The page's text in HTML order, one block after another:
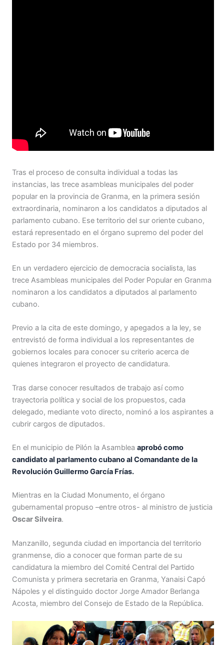
Tras el proceso de consulta individual a todas las
instancias, las trece asambleas municipales del poder
popular en la provincia de Granma, en la primera sesión
extraordinaria, nominaron a los candidatos a diputados al
parlamento cubano. Ese territorio del sur oriente cubano,
estará representado en el órgano supremo del poder del
Estado por 34 miembros.
En un verdadero ejercicio de democracia socialista, las
trece Asambleas municipales del Poder Popular en Granma
nominaron a los candidatos a diputados al parlamento
cubano.
Previo a la cita de este domingo, y apegados a la ley, se
entrevistó de forma individual a los representantes de
gobiernos locales para conocer su criterio acerca de
quienes integraron el proyecto de candidatura.
Tras darse conocer resultados de trabajo así como
trayectoria política y social de los propuestos, cada
delegado, mediante voto directo, nominó a los aspirantes a
cubrir cargos de diputados.
En el municipio de Pilón la Asamblea aprobó como
candidato al parlamento cubano al Comandante de la
Revolución Guillermo García Frías.
Mientras en la Ciudad Monumento, el órgano
gubernamental propuso –entre otros- al ministro de justicia
Oscar Silveira.
Manzanillo, segunda ciudad en importancia del territorio
granmense, dio a conocer que forman parte de su
candidatura la miembro del Comité Central del Partido
Comunista y primera secretaria en Granma, Yanaisi Capó
Nápoles y el distinguido doctor Jorge Amador Berlanga
Acosta, miembro del Consejo de Estado de la República.